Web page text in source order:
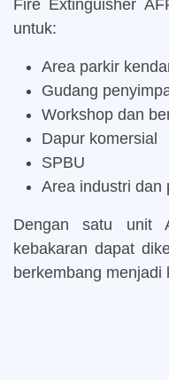
Fire Extinguisher
untuk:
Area parkir
Gudang
Workshop dan
Dapur komersial
SPBU
Area industri dan
Dengan satu unit
kebakaran dapat
berkembang menjadi